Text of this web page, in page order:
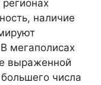
наличие
мегаполисах
выраженной
числа